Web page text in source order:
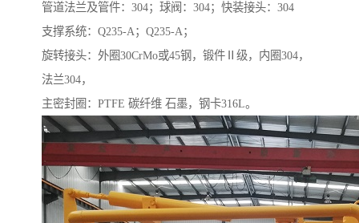
管道法兰及管件：304；球阀：304；快装接头：304
支撑系统：Q235-A；Q235-A；
旋转接头：外圈30CrMo或45钢，锻件Ⅱ级，内圈304，
法兰304，
主密封圈：PTFE 碳纤维 石墨，钢卡316L。